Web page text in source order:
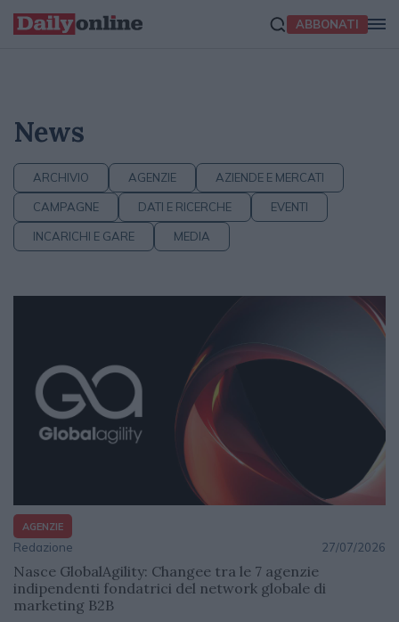
ABBONATI
News
ARCHIVIO AGENZIE AZIENDE E MERCATI
CAMPAGNE DATI E RICERCHE EVENTI
INCARICHI E GARE MEDIA
AGENZIE
Redazione 27/07/2026
Nasce GlobalAgility: Changee tra le 7 agenzie
indipendenti fondatrici del network globale di
marketing B2B